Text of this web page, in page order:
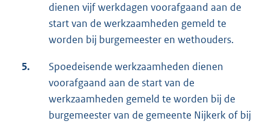
dienen vijf werkdagen voorafgaand aan de
start van de werkzaamheden gemeld te
worden bij burgemeester en wethouders.
5.
Spoedeisende werkzaamheden dienen
voorafgaand aan de start van de
werkzaamheden gemeld te worden bij de
burgemeester van de gemeente Nijkerk of bij